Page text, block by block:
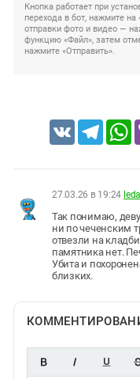
Кнопка работает при
перехода в бот, нажмите
отправки фото и видео —
функцию «Файл», затем
нажмите «Отправить».
VK
27.03.26 в 19:24
Так понимаю,
ни по чеченским
отвезли на
памятника нет.
Убита и
близких.